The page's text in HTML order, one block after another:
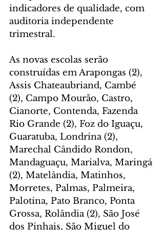
indicadores de qualidade, com
auditoria independente
trimestral.
As novas escolas serão
construídas em Arapongas (2),
Assis Chateaubriand, Cambé
(2), Campo Mourão, Castro,
Cianorte, Contenda, Fazenda
Rio Grande (2), Foz do Iguaçu,
Guaratuba, Londrina (2),
Marechal Cândido Rondon,
Mandaguaçu, Marialva, Maringá
(2), Matelândia, Matinhos,
Morretes, Palmas, Palmeira,
Palotina, Pato Branco, Ponta
Grossa, Rolândia (2), São José
dos Pinhais, São Miguel do